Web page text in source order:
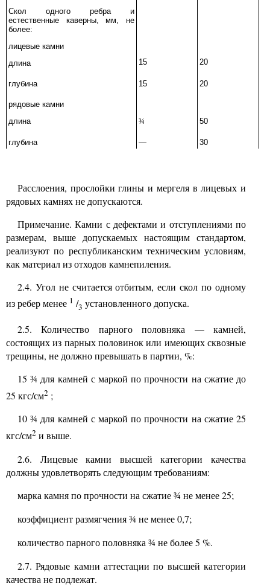
Скол одного ребра и
естественные каверны, мм, не
более:
лицевые камни
длина
15 20
глубина 15 20
рядовые камни
длина
¾ 50
глубина — 30
Расслоения, прослойки глины и мергеля в лицевых и
рядовых камнях не допускаются.
Примечание. Камни с дефектами и отступлениями по
размерам, выше допускаемых настоящим стандартом,
реализуют по республиканским техническим условиям,
как материал из отходов камнепиления.
2.4. Угол не считается отбитым, если скол по одному
из ребер менее 1 /3 установленного допуска.
2.5. Количество парного половняка —камней,
состоящих из парных половинок или имеющих сквозные
трещины, не должно превышать в партии, %:
15¾ для камней с маркой по прочности на сжатие до
25 кгс/см2 ;
10¾ для камней с маркой по прочности на сжатие 25
кгс/см2 и выше.
2.6. Лицевые камни высшей категории качества
должны удовлетворять следующим требованиям:
марка камня по прочности на сжатие ¾ не менее 25;
коэффициент размягчения ¾ не менее 0,7;
количество парного половняка ¾ не более 5 %.
2.7. Рядовые камни аттестации по высшей категории
качества не подлежат.